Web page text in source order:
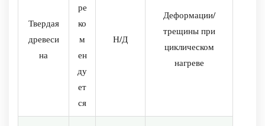
Твердая
древеси
на
ре
ко
м
ен
ду
ет
ся
Н/Д
Деформации/
трещины при
циклическом
нагреве